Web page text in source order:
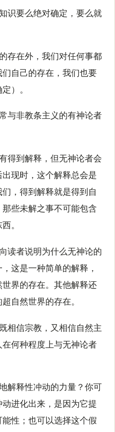
识要么绝对确定，要么就
存在外，我们对任何事都
自己的存在，我们也要
）。
与非教条主义的有神论者
得到解释，但无神论者会
现时，这个解释总会是
，得到解释就是得到自
些未解之事不可能包含
。
读者说明为什么无神论的
这是一种简单的解释，
界的存在。其他解释还
自然世界的存在。
相信宗教，又相信自然主
何种程度上与无神论者
解释性冲动的力量？你可
进化出来，是因为它提
性；也可以选择这个假